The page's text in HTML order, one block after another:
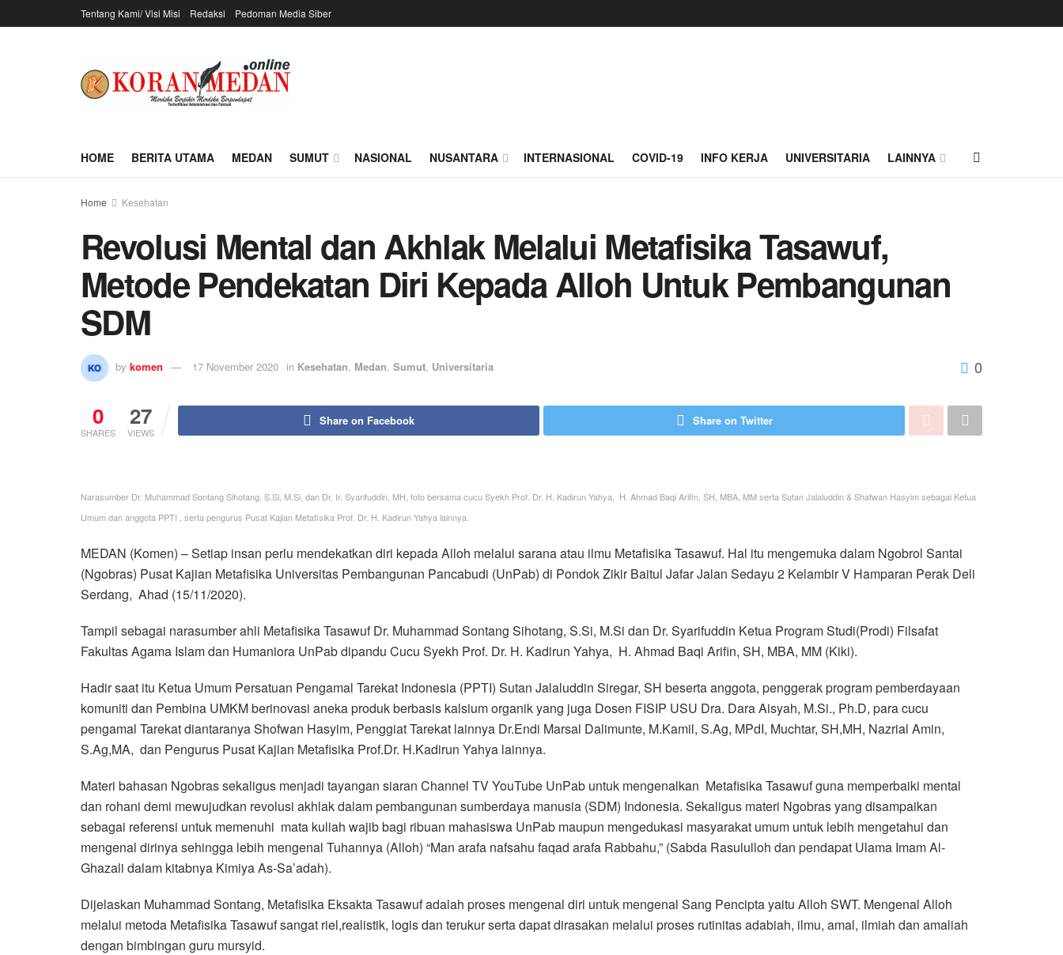
Tentang Kami/ Visi Misi Redaksi Pedoman Media Siber
HOME BERITA UTAMA MEDAN SUMUT NASIONAL NUSANTARA INTERNASIONAL COVID-19 INFO KERJA UNIVERSITARIA LAINNYA
Home Kesehatan
Revolusi Mental dan Akhlak Melalui Metafisika Tasawuf,
Metode Pendekatan Diri Kepada Alloh Untuk Pembangunan
SDM
by komen 17 November 2020 in Kesehatan, Medan, Sumut, Universitaria 0
0
SHARES
27
VIEWS
Share on Facebook Share on Twitter
Narasumber Dr. Muhammad Sontang Sihotang, S.Si, M.Si, dan Dr. Ir. Syarifuddin, MH, foto bersama cucu Syekh Prof. Dr. H. Kadirun Yahya, H. Ahmad Baqi Arifin, SH, MBA, MM serta Sutan Jalaluddin & Shafwan Hasyim sebagai Ketua
Umum dan anggota PPTI , serta pengurus Pusat Kajian Metafisika Prof. Dr. H. Kadirun Yahya lainnya.
MEDAN (Komen) – Setiap insan perlu mendekatkan diri kepada Alloh melalui sarana atau ilmu Metafisika Tasawuf. Hal itu mengemuka dalam Ngobrol Santai
(Ngobras) Pusat Kajian Metafisika Universitas Pembangunan Pancabudi (UnPab) di Pondok Zikir Baitul Jafar Jalan Sedayu 2 Kelambir V Hamparan Perak Deli
Serdang, Ahad (15/11/2020).
Tampil sebagai narasumber ahli Metafisika Tasawuf Dr. Muhammad Sontang Sihotang, S.Si, M.Si dan Dr. Syarifuddin Ketua Program Studi(Prodi) Filsafat
Fakultas Agama Islam dan Humaniora UnPab dipandu Cucu Syekh Prof. Dr. H. Kadirun Yahya, H. Ahmad Baqi Arifin, SH, MBA, MM (Kiki).
Hadir saat itu Ketua Umum Persatuan Pengamal Tarekat Indonesia (PPTI) Sutan Jalaluddin Siregar, SH beserta anggota, penggerak program pemberdayaan
komuniti dan Pembina UMKM berinovasi aneka produk berbasis kalsium organik yang juga Dosen FISIP USU Dra. Dara Aisyah, M.Si., Ph.D, para cucu
pengamal Tarekat diantaranya Shofwan Hasyim, Penggiat Tarekat lainnya Dr.Endi Marsal Dalimunte, M.Kamil, S.Ag, MPdI, Muchtar, SH,MH, Nazrial Amin,
S.Ag,MA, dan Pengurus Pusat Kajian Metafisika Prof.Dr. H.Kadirun Yahya lainnya.
Materi bahasan Ngobras sekaligus menjadi tayangan siaran Channel TV YouTube UnPab untuk mengenalkan Metafisika Tasawuf guna memperbaiki mental
dan rohani demi mewujudkan revolusi akhlak dalam pembangunan sumberdaya manusia (SDM) Indonesia. Sekaligus materi Ngobras yang disampaikan
sebagai referensi untuk memenuhi mata kuliah wajib bagi ribuan mahasiswa UnPab maupun mengedukasi masyarakat umum untuk lebih mengetahui dan
mengenal dirinya sehingga lebih mengenal Tuhannya (Alloh) “Man arafa nafsahu faqad arafa Rabbahu,” (Sabda Rasululloh dan pendapat Ulama Imam Al-
Ghazali dalam kitabnya Kimiya As-Sa’adah).
Dijelaskan Muhammad Sontang, Metafisika Eksakta Tasawuf adalah proses mengenal diri untuk mengenal Sang Pencipta yaitu Alloh SWT. Mengenal Alloh
melalui metoda Metafisika Tasawuf sangat riel,realistik, logis dan terukur serta dapat dirasakan melalui proses rutinitas adabiah, ilmu, amal, ilmiah dan amaliah
dengan bimbingan guru mursyid.